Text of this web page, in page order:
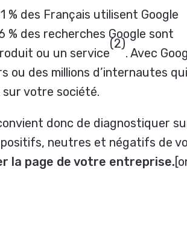
% des Français utilisent Google
des recherches Google sont
ou un service
(2)
. Avec
ou des millions d’internautes qui
votre société.
donc de diagnostiquer
neutres et négatifs de
la page de votre entreprise.